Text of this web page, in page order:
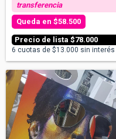
$78.000
$58.500
6 cuotas de $13.000 sin interés